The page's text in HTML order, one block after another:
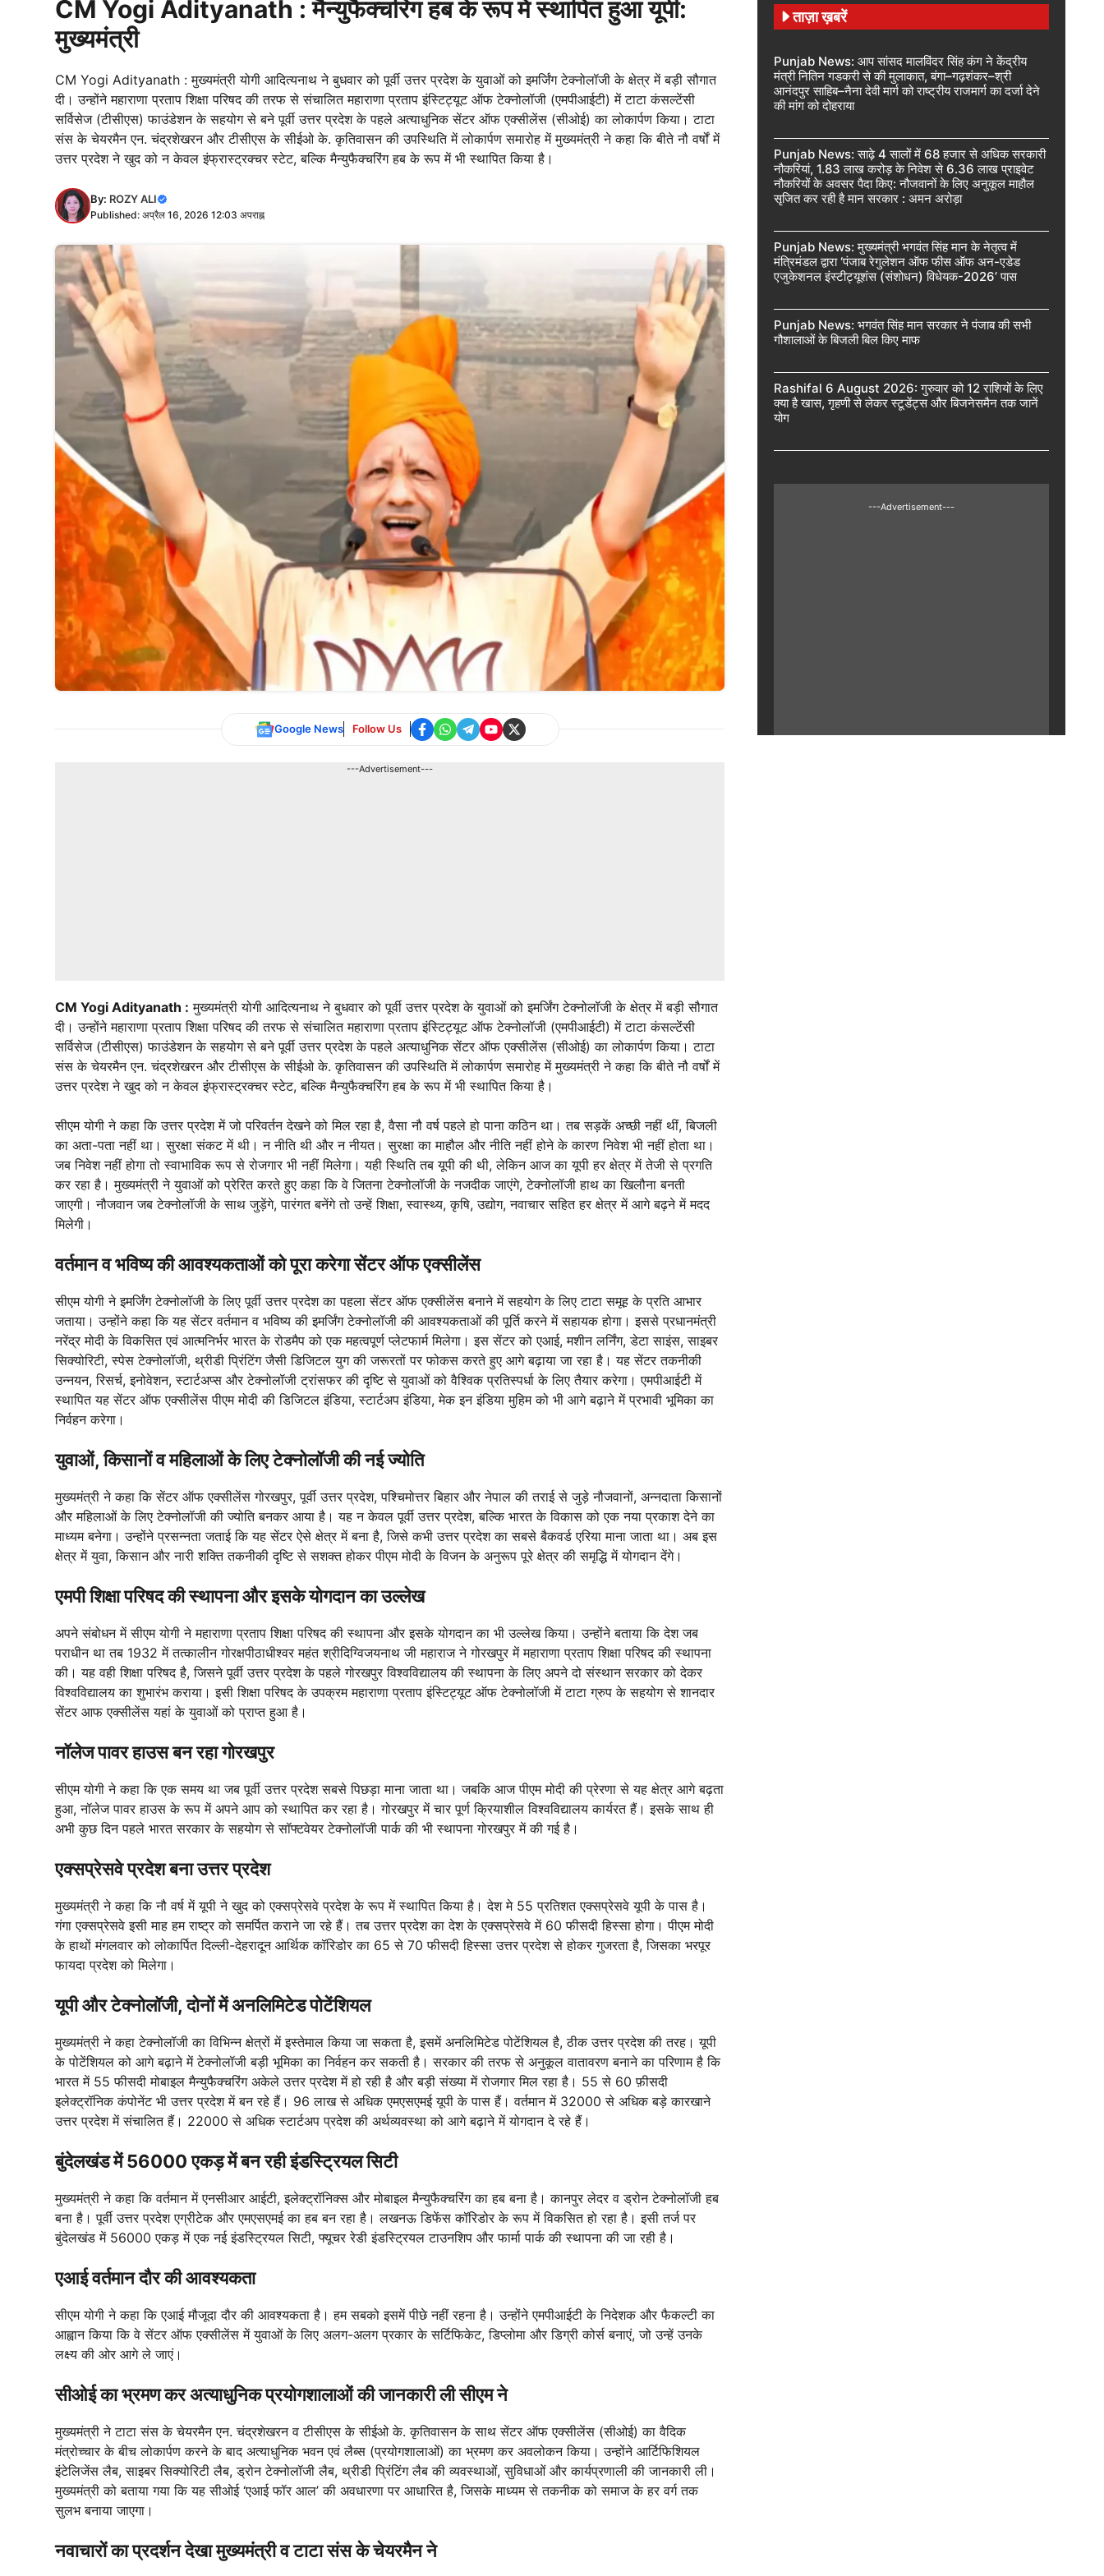
CM Yogi Adityanath : मैन्युफैक्चरिंग हब के रूप में स्थापित हुआ यूपी:
मुख्यमंत्री
CM Yogi Adityanath : मुख्यमंत्री योगी आदित्यनाथ ने बुधवार को पूर्वी उत्तर प्रदेश के युवाओं को इमर्जिंग टेक्नोलॉजी के क्षेत्र में बड़ी सौगात
दी। उन्होंने महाराणा प्रताप शिक्षा परिषद की तरफ से संचालित महाराणा प्रताप इंस्टिट्यूट ऑफ टेक्नोलॉजी (एमपीआईटी) में टाटा कंसल्टेंसी
सर्विसेज (टीसीएस) फाउंडेशन के सहयोग से बने पूर्वी उत्तर प्रदेश के पहले अत्याधुनिक सेंटर ऑफ एक्सीलेंस (सीओई) का लोकार्पण किया। टाटा
संस के चेयरमैन एन. चंद्रशेखरन और टीसीएस के सीईओ के. कृतिवासन की उपस्थिति में लोकार्पण समारोह में मुख्यमंत्री ने कहा कि बीते नौ वर्षों में
उत्तर प्रदेश ने खुद को न केवल इंफ्रास्ट्रक्चर स्टेट, बल्कि मैन्युफैक्चरिंग हब के रूप में भी स्थापित किया है।
By: ROZY ALI
Published: अप्रैल 16, 2026 12:03 अपराह्न
Google News Follow Us
---Advertisement---
CM Yogi Adityanath : मुख्यमंत्री योगी आदित्यनाथ ने बुधवार को पूर्वी उत्तर प्रदेश के युवाओं को इमर्जिंग टेक्नोलॉजी के क्षेत्र में बड़ी सौगात
दी। उन्होंने महाराणा प्रताप शिक्षा परिषद की तरफ से संचालित महाराणा प्रताप इंस्टिट्यूट ऑफ टेक्नोलॉजी (एमपीआईटी) में टाटा कंसल्टेंसी
सर्विसेज (टीसीएस) फाउंडेशन के सहयोग से बने पूर्वी उत्तर प्रदेश के पहले अत्याधुनिक सेंटर ऑफ एक्सीलेंस (सीओई) का लोकार्पण किया। टाटा
संस के चेयरमैन एन. चंद्रशेखरन और टीसीएस के सीईओ के. कृतिवासन की उपस्थिति में लोकार्पण समारोह में मुख्यमंत्री ने कहा कि बीते नौ वर्षों में
उत्तर प्रदेश ने खुद को न केवल इंफ्रास्ट्रक्चर स्टेट, बल्कि मैन्युफैक्चरिंग हब के रूप में भी स्थापित किया है।
सीएम योगी ने कहा कि उत्तर प्रदेश में जो परिवर्तन देखने को मिल रहा है, वैसा नौ वर्ष पहले हो पाना कठिन था। तब सड़कें अच्छी नहीं थीं, बिजली
का अता-पता नहीं था। सुरक्षा संकट में थी। न नीति थी और न नीयत। सुरक्षा का माहौल और नीति नहीं होने के कारण निवेश भी नहीं होता था।
जब निवेश नहीं होगा तो स्वाभाविक रूप से रोजगार भी नहीं मिलेगा। यही स्थिति तब यूपी की थी, लेकिन आज का यूपी हर क्षेत्र में तेजी से प्रगति
कर रहा है। मुख्यमंत्री ने युवाओं को प्रेरित करते हुए कहा कि वे जितना टेक्नोलॉजी के नजदीक जाएंगे, टेक्नोलॉजी हाथ का खिलौना बनती
जाएगी। नौजवान जब टेक्नोलॉजी के साथ जुड़ेंगे, पारंगत बनेंगे तो उन्हें शिक्षा, स्वास्थ्य, कृषि, उद्योग, नवाचार सहित हर क्षेत्र में आगे बढ़ने में मदद
मिलेगी।
वर्तमान व भविष्य की आवश्यकताओं को पूरा करेगा सेंटर ऑफ एक्सीलेंस
सीएम योगी ने इमर्जिंग टेक्नोलॉजी के लिए पूर्वी उत्तर प्रदेश का पहला सेंटर ऑफ एक्सीलेंस बनाने में सहयोग के लिए टाटा समूह के प्रति आभार
जताया। उन्होंने कहा कि यह सेंटर वर्तमान व भविष्य की इमर्जिंग टेक्नोलॉजी की आवश्यकताओं की पूर्ति करने में सहायक होगा। इससे प्रधानमंत्री
नरेंद्र मोदी के विकसित एवं आत्मनिर्भर भारत के रोडमैप को एक महत्वपूर्ण प्लेटफार्म मिलेगा। इस सेंटर को एआई, मशीन लर्निंग, डेटा साइंस, साइबर
सिक्योरिटी, स्पेस टेक्नोलॉजी, थ्रीडी प्रिंटिंग जैसी डिजिटल युग की जरूरतों पर फोकस करते हुए आगे बढ़ाया जा रहा है। यह सेंटर तकनीकी
उन्नयन, रिसर्च, इनोवेशन, स्टार्टअप्स और टेक्नोलॉजी ट्रांसफर की दृष्टि से युवाओं को वैश्विक प्रतिस्पर्धा के लिए तैयार करेगा। एमपीआईटी में
स्थापित यह सेंटर ऑफ एक्सीलेंस पीएम मोदी की डिजिटल इंडिया, स्टार्टअप इंडिया, मेक इन इंडिया मुहिम को भी आगे बढ़ाने में प्रभावी भूमिका का
निर्वहन करेगा।
युवाओं, किसानों व महिलाओं के लिए टेक्नोलॉजी की नई ज्योति
मुख्यमंत्री ने कहा कि सेंटर ऑफ एक्सीलेंस गोरखपुर, पूर्वी उत्तर प्रदेश, पश्चिमोत्तर बिहार और नेपाल की तराई से जुड़े नौजवानों, अन्नदाता किसानों
और महिलाओं के लिए टेक्नोलॉजी की ज्योति बनकर आया है। यह न केवल पूर्वी उत्तर प्रदेश, बल्कि भारत के विकास को एक नया प्रकाश देने का
माध्यम बनेगा। उन्होंने प्रसन्नता जताई कि यह सेंटर ऐसे क्षेत्र में बना है, जिसे कभी उत्तर प्रदेश का सबसे बैकवर्ड एरिया माना जाता था। अब इस
क्षेत्र में युवा, किसान और नारी शक्ति तकनीकी दृष्टि से सशक्त होकर पीएम मोदी के विजन के अनुरूप पूरे क्षेत्र की समृद्धि में योगदान देंगे।
एमपी शिक्षा परिषद की स्थापना और इसके योगदान का उल्लेख
अपने संबोधन में सीएम योगी ने महाराणा प्रताप शिक्षा परिषद की स्थापना और इसके योगदान का भी उल्लेख किया। उन्होंने बताया कि देश जब
पराधीन था तब 1932 में तत्कालीन गोरक्षपीठाधीश्वर महंत श्रीदिग्विजयनाथ जी महाराज ने गोरखपुर में महाराणा प्रताप शिक्षा परिषद की स्थापना
की। यह वही शिक्षा परिषद है, जिसने पूर्वी उत्तर प्रदेश के पहले गोरखपुर विश्वविद्यालय की स्थापना के लिए अपने दो संस्थान सरकार को देकर
विश्वविद्यालय का शुभारंभ कराया। इसी शिक्षा परिषद के उपक्रम महाराणा प्रताप इंस्टिट्यूट ऑफ टेक्नोलॉजी में टाटा ग्रुप के सहयोग से शानदार
सेंटर आफ एक्सीलेंस यहां के युवाओं को प्राप्त हुआ है।
नॉलेज पावर हाउस बन रहा गोरखपुर
सीएम योगी ने कहा कि एक समय था जब पूर्वी उत्तर प्रदेश सबसे पिछड़ा माना जाता था। जबकि आज पीएम मोदी की प्रेरणा से यह क्षेत्र आगे बढ़ता
हुआ, नॉलेज पावर हाउस के रूप में अपने आप को स्थापित कर रहा है। गोरखपुर में चार पूर्ण क्रियाशील विश्वविद्यालय कार्यरत हैं। इसके साथ ही
अभी कुछ दिन पहले भारत सरकार के सहयोग से सॉफ्टवेयर टेक्नोलॉजी पार्क की भी स्थापना गोरखपुर में की गई है।
एक्सप्रेसवे प्रदेश बना उत्तर प्रदेश
मुख्यमंत्री ने कहा कि नौ वर्ष में यूपी ने खुद को एक्सप्रेसवे प्रदेश के रूप में स्थापित किया है। देश मे 55 प्रतिशत एक्सप्रेसवे यूपी के पास है।
गंगा एक्सप्रेसवे इसी माह हम राष्ट्र को समर्पित कराने जा रहे हैं। तब उत्तर प्रदेश का देश के एक्सप्रेसवे में 60 फीसदी हिस्सा होगा। पीएम मोदी
के हाथों मंगलवार को लोकार्पित दिल्ली-देहरादून आर्थिक कॉरिडोर का 65 से 70 फीसदी हिस्सा उत्तर प्रदेश से होकर गुजरता है, जिसका भरपूर
फायदा प्रदेश को मिलेगा।
यूपी और टेक्नोलॉजी, दोनों में अनलिमिटेड पोटेंशियल
मुख्यमंत्री ने कहा टेक्नोलॉजी का विभिन्न क्षेत्रों में इस्तेमाल किया जा सकता है, इसमें अनलिमिटेड पोटेंशियल है, ठीक उत्तर प्रदेश की तरह। यूपी
के पोटेंशियल को आगे बढ़ाने में टेक्नोलॉजी बड़ी भूमिका का निर्वहन कर सकती है। सरकार की तरफ से अनुकूल वातावरण बनाने का परिणाम है कि
भारत में 55 फीसदी मोबाइल मैन्युफैक्चरिंग अकेले उत्तर प्रदेश में हो रही है और बड़ी संख्या में रोजगार मिल रहा है। 55 से 60 फ़ीसदी
इलेक्ट्रॉनिक कंपोनेंट भी उत्तर प्रदेश में बन रहे हैं। 96 लाख से अधिक एमएसएमई यूपी के पास हैं। वर्तमान में 32000 से अधिक बड़े कारखाने
उत्तर प्रदेश में संचालित हैं। 22000 से अधिक स्टार्टअप प्रदेश की अर्थव्यवस्था को आगे बढ़ाने में योगदान दे रहे हैं।
बुंदेलखंड में 56000 एकड़ में बन रही इंडस्ट्रियल सिटी
मुख्यमंत्री ने कहा कि वर्तमान में एनसीआर आईटी, इलेक्ट्रॉनिक्स और मोबाइल मैन्युफैक्चरिंग का हब बना है। कानपुर लेदर व ड्रोन टेक्नोलॉजी हब
बना है। पूर्वी उत्तर प्रदेश एग्रीटेक और एमएसएमई का हब बन रहा है। लखनऊ डिफेंस कॉरिडोर के रूप में विकसित हो रहा है। इसी तर्ज पर
बुंदेलखंड में 56000 एकड़ में एक नई इंडस्ट्रियल सिटी, फ्यूचर रेडी इंडस्ट्रियल टाउनशिप और फार्मा पार्क की स्थापना की जा रही है।
एआई वर्तमान दौर की आवश्यकता
सीएम योगी ने कहा कि एआई मौजूदा दौर की आवश्यकता है। हम सबको इसमें पीछे नहीं रहना है। उन्होंने एमपीआईटी के निदेशक और फैकल्टी का
आह्वान किया कि वे सेंटर ऑफ एक्सीलेंस में युवाओं के लिए अलग-अलग प्रकार के सर्टिफिकेट, डिप्लोमा और डिग्री कोर्स बनाएं, जो उन्हें उनके
लक्ष्य की ओर आगे ले जाएं।
सीओई का भ्रमण कर अत्याधुनिक प्रयोगशालाओं की जानकारी ली सीएम ने
मुख्यमंत्री ने टाटा संस के चेयरमैन एन. चंद्रशेखरन व टीसीएस के सीईओ के. कृतिवासन के साथ सेंटर ऑफ एक्सीलेंस (सीओई) का वैदिक
मंत्रोच्चार के बीच लोकार्पण करने के बाद अत्याधुनिक भवन एवं लैब्स (प्रयोगशालाओं) का भ्रमण कर अवलोकन किया। उन्होंने आर्टिफिशियल
इंटेलिजेंस लैब, साइबर सिक्योरिटी लैब, ड्रोन टेक्नोलॉजी लैब, थ्रीडी प्रिंटिंग लैब की व्यवस्थाओं, सुविधाओं और कार्यप्रणाली की जानकारी ली।
मुख्यमंत्री को बताया गया कि यह सीओई ‘एआई फॉर आल’ की अवधारणा पर आधारित है, जिसके माध्यम से तकनीक को समाज के हर वर्ग तक
सुलभ बनाया जाएगा।
नवाचारों का प्रदर्शन देखा मुख्यमंत्री व टाटा संस के चेयरमैन ने
ताज़ा ख़बरें
Punjab News: आप सांसद मालविंदर सिंह कंग ने केंद्रीय
मंत्री नितिन गडकरी से की मुलाकात, बंगा–गढ़शंकर–श्री
आनंदपुर साहिब–नैना देवी मार्ग को राष्ट्रीय राजमार्ग का दर्जा देने
की मांग को दोहराया
Punjab News: साढ़े 4 सालों में 68 हजार से अधिक सरकारी
नौकरियां, 1.83 लाख करोड़ के निवेश से 6.36 लाख प्राइवेट
नौकरियों के अवसर पैदा किए: नौजवानों के लिए अनुकूल माहौल
सृजित कर रही है मान सरकार : अमन अरोड़ा
Punjab News: मुख्यमंत्री भगवंत सिंह मान के नेतृत्व में
मंत्रिमंडल द्वारा ‘पंजाब रेगुलेशन ऑफ फीस ऑफ अन-एडेड
एजुकेशनल इंस्टीट्यूशंस (संशोधन) विधेयक-2026’ पास
Punjab News: भगवंत सिंह मान सरकार ने पंजाब की सभी
गौशालाओं के बिजली बिल किए माफ
Rashifal 6 August 2026: गुरुवार को 12 राशियों के लिए
क्या है खास, गृहणी से लेकर स्टूडेंट्स और बिजनेसमैन तक जानें
योग
---Advertisement---